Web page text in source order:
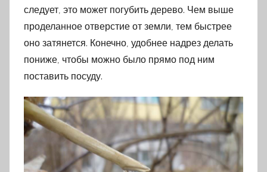
следует, это может погубить дерево. Чем выше
проделанное отверстие от земли, тем быстрее
оно затянется. Конечно, удобнее надрез делать
пониже, чтобы можно было прямо под ним
поставить посуду.